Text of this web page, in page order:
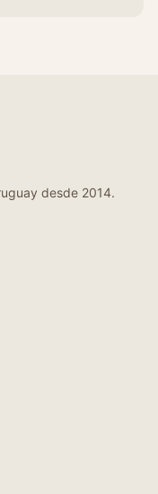
desde 2014.